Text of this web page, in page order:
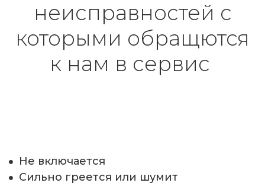
неисправностей с
которыми обращются
к нам в сервис
Не включается
Сильно греется или шумит